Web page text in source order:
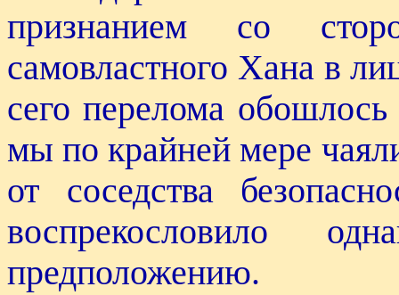
признанием со
самовластного Хана в
сего перелома
мы по крайней мере
от соседства
воспрекословило
предположению.